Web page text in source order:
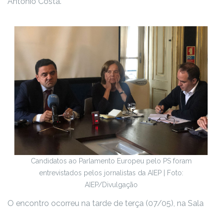
Candidatos ao Parlamento Europeu pelo PS foram
entrevistados pelos jornalistas da AIEP | Foto:
AIEP/Divulgação
O encontro ocorreu na tarde de terça (07/05), na Sala